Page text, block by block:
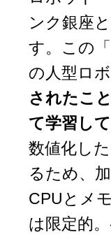
ンク銀座
す。この
の人型ロ
されたこ
て学習し
数値化し
るため、
CPU とメ
は限定的